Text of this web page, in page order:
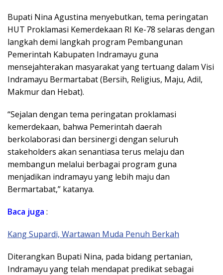
Bupati Nina Agustina menyebutkan, tema peringatan
HUT Proklamasi Kemerdekaan RI Ke-78 selaras dengan
langkah demi langkah program Pembangunan
Pemerintah Kabupaten Indramayu guna
mensejahterakan masyarakat yang tertuang dalam Visi
Indramayu Bermartabat (Bersih, Religius, Maju, Adil,
Makmur dan Hebat).
“Sejalan dengan tema peringatan proklamasi
kemerdekaan, bahwa Pemerintah daerah
berkolaborasi dan bersinergi dengan seluruh
stakeholders akan senantiasa terus melaju dan
membangun melalui berbagai program guna
menjadikan indramayu yang lebih maju dan
Bermartabat,” katanya.
Baca juga :
Kang Supardi, Wartawan Muda Penuh Berkah
Diterangkan Bupati Nina, pada bidang pertanian,
Indramayu yang telah mendapat predikat sebagai